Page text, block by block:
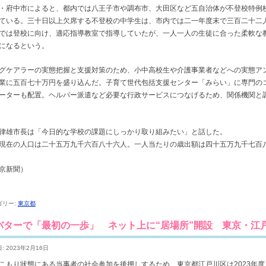
府中市によると、都内では八王子市や調布市、大田区など五自治体が不登校特例
いる。三十日以上欠席する不登校の中学生は、市内では二一年度末で三百二十二
は登校に向け、適応指導教室で指導していたが、一人一人の生徒に合った柔軟な
なるという。
ケアラーの実態把握と支援対策のため、小中高校生や介護事業者などへの実態ア
に五百七十万円を盛り込んだ。子育て世代包括支援センター「みらい」に専門の
ターも配置。ヘルパー派遣など必要な行政サービスにつなげるため、関係機関と
雄市長は「今日的な学校の課題にしっかり取り組みたい」と話した。
在の人口は二十五万九千六百八十六人。一人当たりの歳出額は四十五万九千七百
新聞）
リー: 東京都
ターで「最初の一歩」 ネット上に“居場所”開設 東京・江
: 2023年2月16日
もり状態にある当事者の社会参加を後押しするため、東京都江戸川区は2023年